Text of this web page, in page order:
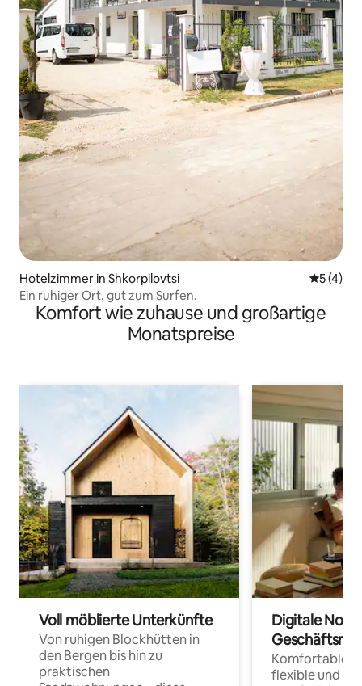
Hotelzimmer in Shkorpilovtsi
5 (4)
Ein ruhiger Ort, gut zum Surfen.
Komfort wie zuhause und großartige
Monatspreise
Voll möblierte Unterkünfte
Von ruhigen Blockhütten in
den Bergen bis hin zu
praktischen
Digitale
Komfortable
flexible und